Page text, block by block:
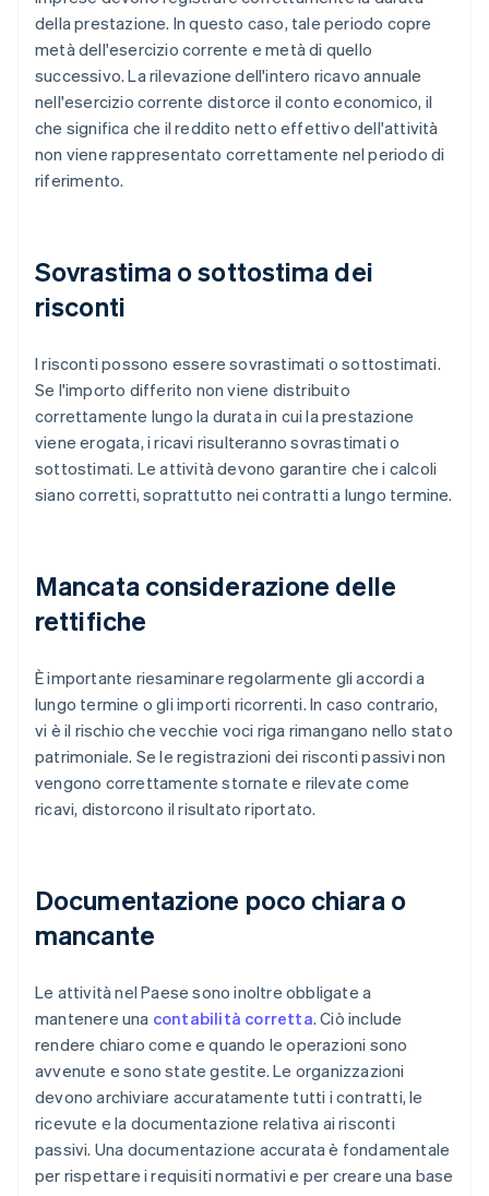
della prestazione. In questo caso, tale periodo copre
metà dell'esercizio corrente e metà di quello
successivo. La rilevazione dell'intero ricavo annuale
nell'esercizio corrente distorce il conto economico, il
che significa che il reddito netto effettivo dell'attività
non viene rappresentato correttamente nel periodo di
riferimento.
Sovrastima o sottostima dei
risconti
I risconti possono essere sovrastimati o sottostimati.
Se l'importo differito non viene distribuito
correttamente lungo la durata in cui la prestazione
viene erogata, i ricavi risulteranno sovrastimati o
sottostimati. Le attività devono garantire che i calcoli
siano corretti, soprattutto nei contratti a lungo termine.
Mancata considerazione delle
rettifiche
È importante riesaminare regolarmente gli accordi a
lungo termine o gli importi ricorrenti. In caso contrario,
vi è il rischio che vecchie voci riga rimangano nello stato
patrimoniale. Se le registrazioni dei risconti passivi non
vengono correttamente stornate e rilevate come
ricavi, distorcono il risultato riportato.
Documentazione poco chiara o
mancante
Le attività nel Paese sono inoltre obbligate a
mantenere una contabilità corretta. Ciò include
rendere chiaro come e quando le operazioni sono
avvenute e sono state gestite. Le organizzazioni
devono archiviare accuratamente tutti i contratti, le
ricevute e la documentazione relativa ai risconti
passivi. Una documentazione accurata è fondamentale
per rispettare i requisiti normativi e per creare una base